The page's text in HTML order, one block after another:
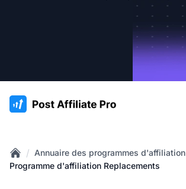
:site.title
Home
/ Annuaire des programmes d'affiliation
Programme d'affiliation Replacements